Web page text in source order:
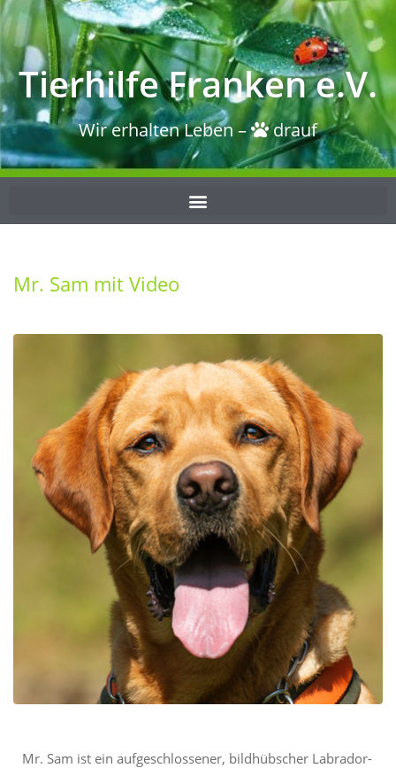
Tierhilfe Franken e.V.
Wir erhalten Leben – drauf
Mr. Sam mit Video
Mr. Sam ist ein aufgeschlossener, bildhübscher Labrador-